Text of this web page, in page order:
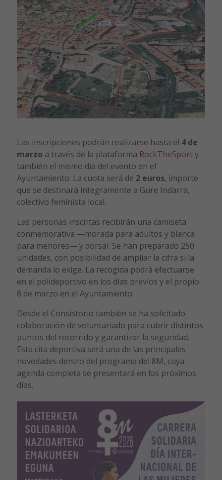
Las inscripciones podrán realizarse hasta el 4 de
marzo a través de la plataforma RockTheSporty
también el mismo día del evento en el
Ayuntamiento. La cuota será de 2 euros, importe
que se destinará íntegramente a Gure Indarra,
colectivo feminista local.
Las personas inscritas recibirán una camiseta
conmemorativa —morada para adultos y blanca
para menores— y dorsal. Se han preparado 250
unidades, con posibilidad de ampliar la cifra si la
demanda lo exige. La recogida podrá efectuarse
en el polideportivo en los días previos y el propio
8 de marzo en el Ayuntamiento.
Desde el Consistorio también se ha solicitado
colaboración de voluntariado para cubrir distintos
puntos del recorrido y garantizar la seguridad.
Esta cita deportiva será una de las principales
novedades dentro del programa del 8M, cuya
agenda completa se presentará en los próximos
días.